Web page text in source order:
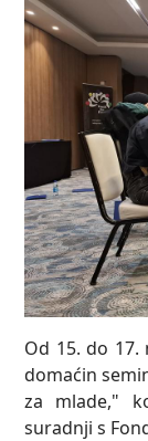
Od 15. do 17.
domaćin
za mlade,"
suradnji s